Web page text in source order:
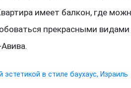
имеет балкон, где
прекрасными видами